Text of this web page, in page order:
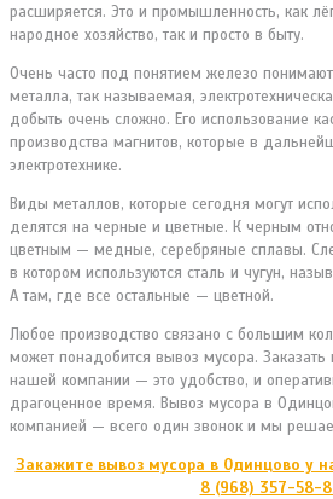
расширяется. Это и промышленность, как
народное хозяйство, так и просто в быту.
Очень часто под понятием железо
металла, так называемая,
добыть очень сложно. Его использование
производства магнитов, которые в
электротехнике.
Виды металлов, которые сегодня могут
делятся на черные и цветные. К черным
цветным — медные, серебряные сплавы.
в котором используются сталь и чугун,
А там, где все остальные — цветной.
Любое производство связано с большим
может понадобится вывоз мусора.
нашей компании — это удобство, и
драгоценное время. Вывоз мусора в
компанией — всего один звонок и мы
Закажите вывоз мусора в Одинцово у
8 (968) 357-58-